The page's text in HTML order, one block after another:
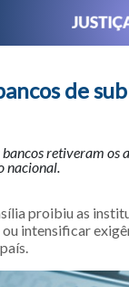
de
bancos retiveram
nacional.
proibiu as
intensificar